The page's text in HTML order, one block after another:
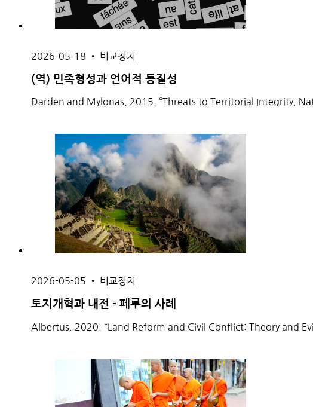
2026-05-18 • 비교정치
(역) 민족형성과 언어적 동질성
Darden and Mylonas. 2015. “Threats to Territorial Integrity,
2026-05-05 • 비교정치
토지개혁과 내전 - 페루의 사례
Albertus. 2020. “Land Reform and Civil Conflict: Theory and